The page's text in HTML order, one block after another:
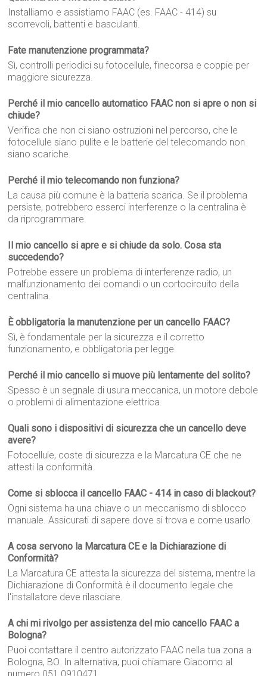
Installiamo e assistiamo FAAC (es. FAAC - 414) su
scorrevoli, battenti e basculanti.
Fate manutenzione programmata?
Sì, controlli periodici su fotocellule, finecorsa e coppie per
maggiore sicurezza.
Perché il mio cancello automatico FAAC non si apre o non si
chiude?
Verifica che non ci siano ostruzioni nel percorso, che le
fotocellule siano pulite e le batterie del telecomando non
siano scariche.
Perché il mio telecomando non funziona?
La causa più comune è la batteria scarica. Se il problema
persiste, potrebbero esserci interferenze o la centralina è
da riprogrammare.
Il mio cancello si apre e si chiude da solo. Cosa sta
succedendo?
Potrebbe essere un problema di interferenze radio, un
malfunzionamento dei comandi o un cortocircuito della
centralina.
È obbligatoria la manutenzione per un cancello FAAC?
Sì, è fondamentale per la sicurezza e il corretto
funzionamento, e obbligatoria per legge.
Perché il mio cancello si muove più lentamente del solito?
Spesso è un segnale di usura meccanica, un motore debole
o problemi di alimentazione elettrica.
Quali sono i dispositivi di sicurezza che un cancello deve
avere?
Fotocellule, coste di sicurezza e la Marcatura CE che ne
attesti la conformità.
Come si sblocca il cancello FAAC - 414 in caso di blackout?
Ogni sistema ha una chiave o un meccanismo di sblocco
manuale. Assicurati di sapere dove si trova e come usarlo.
A cosa servono la Marcatura CE e la Dichiarazione di
Conformità?
La Marcatura CE attesta la sicurezza del sistema, mentre la
Dichiarazione di Conformità è il documento legale che
l'installatore deve rilasciare.
A chi mi rivolgo per assistenza del mio cancello FAAC a
Bologna?
Puoi contattare il centro autorizzato FAAC nella tua zona a
Bologna, BO. In alternativa, puoi chiamare Giacomo al